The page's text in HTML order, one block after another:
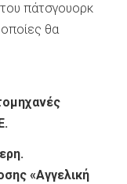
πάτσγουορκ
οποίες θα
«Αγγελική